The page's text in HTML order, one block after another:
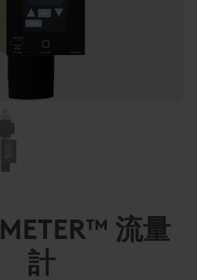
流量
計